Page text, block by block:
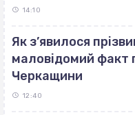
14:10
Як з’явилося
маловідомий факт
Черкащини
12:40